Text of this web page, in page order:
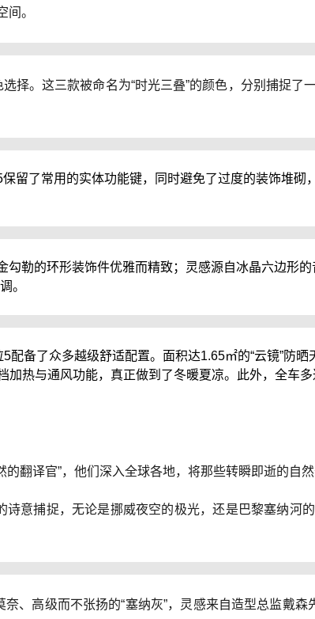
。
选择。这三款被命名为“时光三叠”的颜色，分别捕捉
留了常用的实体功能键，同时避免了过度的装饰堆砌
勾勒的环形装饰件优雅而精致；灵感源自冰晶六边形
。
配备了众多越级舒适配置。面积达1.65㎡的“云镜”防
热与通风功能，真正做到了冬暖夏凉。此外，全车
翻译官”，他们深入全球各地，将那些转瞬即逝的自
意捕捉，无论是挪威夜空的极光，还是巴黎塞纳河
、高级而不张扬的“塞纳灰”，灵感来自造型总监戴森